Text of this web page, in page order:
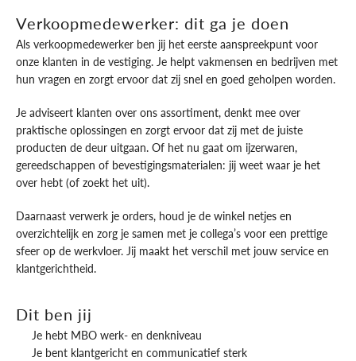
Verkoopmedewerker: dit ga je doen
Als verkoopmedewerker ben jij het eerste aanspreekpunt voor
onze klanten in de vestiging. Je helpt vakmensen en bedrijven met
hun vragen en zorgt ervoor dat zij snel en goed geholpen worden.
Je adviseert klanten over ons assortiment, denkt mee over
praktische oplossingen en zorgt ervoor dat zij met de juiste
producten de deur uitgaan. Of het nu gaat om ijzerwaren,
gereedschappen of bevestigingsmaterialen: jij weet waar je het
over hebt (of zoekt het uit).
Daarnaast verwerk je orders, houd je de winkel netjes en
overzichtelijk en zorg je samen met je collega’s voor een prettige
sfeer op de werkvloer. Jij maakt het verschil met jouw service en
klantgerichtheid.
Dit ben jij
Je hebt MBO werk- en denkniveau
Je bent klantgericht en communicatief sterk